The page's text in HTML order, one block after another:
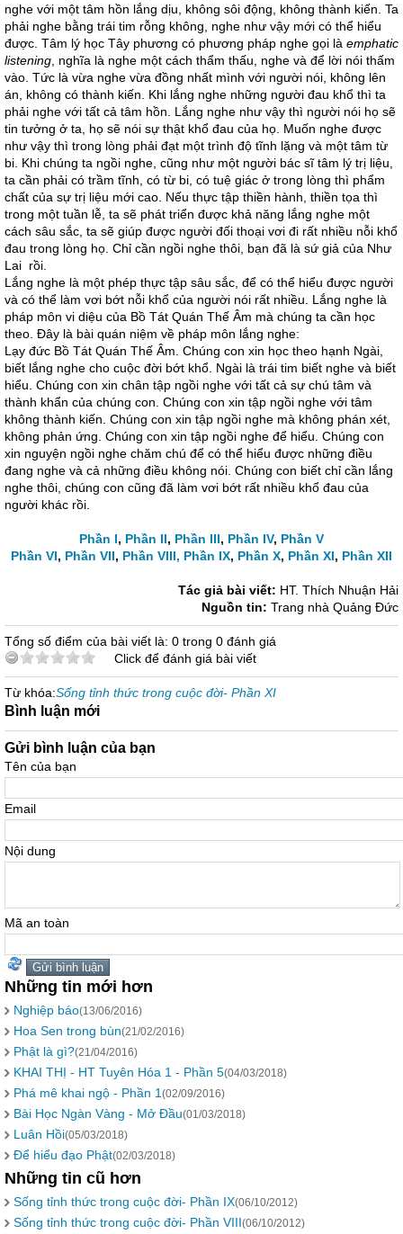
nghe với một tâm hồn lắng dịu, không sôi động, không thành kiến. Ta
phải nghe bằng trái tim rỗng không, nghe như vậy mới có thể hiểu
được. Tâm lý học Tây phương có phương pháp nghe gọi là emphatic
listening , nghĩa là nghe một cách thẩm thấu, nghe và để lời nói thấm
vào. Tức là vừa nghe vừa đồng nhất mình với người nói, không lên
án, không có thành kiến. Khi lắng nghe những người đau khổ thì ta
phải nghe với tất cả tâm hồn. Lắng nghe như vậy thì người nói họ sẽ
tin tưởng ở ta, họ sẽ nói sự thật khổ đau của họ. Muốn nghe được
như vậy thì trong lòng phải đạt một trình độ tĩnh lặng và một tâm từ
bi. Khi chúng ta ngồi nghe, cũng như một người bác sĩ tâm lý trị liệu,
ta cần phải có trầm tĩnh, có từ bi, có tuệ giác ở trong lòng thì phẩm
chất của sự trị liệu mới cao. Nếu thực tập thiền hành, thiền tọa thì
trong một tuần lễ, ta sẽ phát triển được khả năng lắng nghe một
cách sâu sắc, ta sẽ giúp được người đối thoại vơi đi rất nhiều nỗi khổ
đau trong lòng họ. Chỉ cần ngồi nghe thôi, bạn đã là sứ giả của Như
Lai rồi.
Lắng nghe là một phép thực tập sâu sắc, để có thể hiểu được người
và có thể làm vơi bớt nỗi khổ của người nói rất nhiều. Lắng nghe là
pháp môn vi diệu của Bồ Tát Quán Thế Âm mà chúng ta cần học
theo. Đây là bài quán niệm về pháp môn lắng nghe:
Lạy đức Bồ Tát Quán Thế Âm. Chúng con xin học theo hạnh Ngài,
biết lắng nghe cho cuộc đời bớt khổ. Ngài là trái tim biết nghe và biết
hiểu. Chúng con xin chân tập ngồi nghe với tất cả sự chú tâm và
thành khẩn của chúng con. Chúng con xin tập ngồi nghe với tâm
không thành kiến. Chúng con xin tập ngồi nghe mà không phán xét,
không phản ứng. Chúng con xin tập ngồi nghe để hiểu. Chúng con
xin nguyện ngồi nghe chăm chú để có thể hiểu được những điều
đang nghe và cả những điều không nói. Chúng con biết chỉ cần lắng
nghe thôi, chúng con cũng đã làm vơi bớt rất nhiều khổ đau của
người khác rồi.
Phần I, Phần II, Phần III, Phần IV, Phần V
Phần VI, Phần VII, Phần VIII, Phần IX, Phần X, Phần XI, Phần XII
Tác giả bài viết: HT. Thích Nhuận Hải
Nguồn tin: Trang nhà Quảng Đức
Tổng số điểm của bài viết là: 0 trong 0 đánh giá
Click để đánh giá bài viết
Từ khóa:Sống tỉnh thức trong cuộc đời- Phần XI
Bình luận mới
Gửi bình luận của bạn
Tên của bạn
Email
Nội dung
Mã an toàn
Những tin mới hơn
Nghiệp báo(13/06/2016)
Hoa Sen trong bùn(21/02/2016)
Phật là gì?(21/04/2016)
KHAI THỊ - HT Tuyên Hóa 1 - Phần 5(04/03/2018)
Phá mê khai ngộ - Phần 1 (02/09/2016)
Bài Học Ngàn Vàng - Mở Đầu(01/03/2018)
Luân Hồi(05/03/2018)
Để hiểu đạo Phật(02/03/2018)
Những tin cũ hơn
Sống tỉnh thức trong cuộc đời- Phần IX(06/10/2012)
Sống tỉnh thức trong cuộc đời- Phần VIII(06/10/2012)